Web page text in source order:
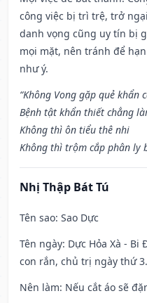
công việc bị trì trệ, trở
danh vọng cũng uy tín bị
mọi mặt, nên tránh để
như ý.
“Không Vong gặp quẻ khẩn
Bệnh tật khẩn thiết chẳng
Không thì ôn tiểu thê nhi
Không thì trộm cắp phân ly
Nhị Thập Bát Tú
Tên sao: Sao Dực
Tên ngày: Dực Hỏa Xà - Bi
con rắn, chủ trị ngày thứ 3.
Nên làm: Nếu cắt áo sẽ